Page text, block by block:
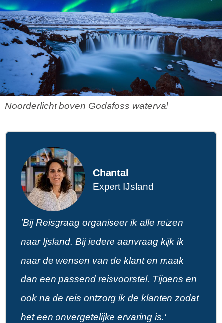
Noorderlicht boven Godafoss waterval
Chantal
Expert IJsland
'Bij Reisgraag organiseer ik alle reizen
naar Ijsland. Bij iedere aanvraag kijk ik
naar de wensen van de klant en maak
dan een passend reisvoorstel. Tijdens en
ook na de reis ontzorg ik de klanten zodat
het een onvergetelijke ervaring is.'